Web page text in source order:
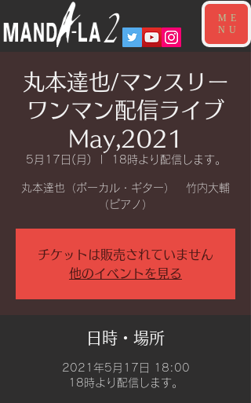
ME
NU
丸本達也/マンスリー
ワンマン配信ライブ
May,2021
5月17日(月) 18時より配信します。
丸本達也（ボーカル・ギター） 竹内大輔
チケットは販売されていません
他のイベントを見る
日時・場所
2021年5月17日 18:00
18時より配信します。